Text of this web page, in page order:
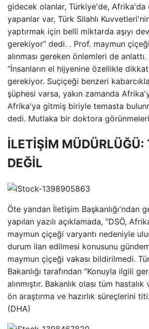
gidecek olanlar, Türkiye'de,
yapanlar var, Türk Silahlı
yaptırmak için belli miktarda aşıyı
gerekiyor” dedi. . Prof. maymun
alınması gereken önlemleri de
“İnsanların el hijyenine özellikle
gerekiyor. Suçiçeği benzeri
şüphesi varsa, yakın zamanda
Afrika'ya gitmiş biriyle temasta
dedi. Mutlaka bir doktora
İLETİŞİM
DEĞİL
Öte yandan İletişim Başkanlığı'ndan
yapılan yazılı açıklamada, “DSÖ,
maymun çiçeği varyantı nedeniyle
durum ilan edilmesi konusunu
maymun çiçeği vakası bildirilmedi.
Bakanlığı tarafından “Konuyla ilgili
alınmıştır. Bakanlık olası tüm
ön araştırma ve hazırlık süreçlerini
(DHA)